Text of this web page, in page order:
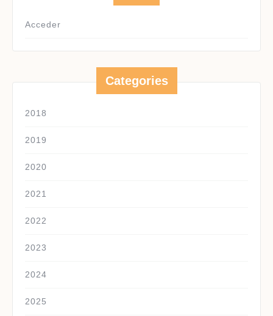
Acceder
Categories
2018
2019
2020
2021
2022
2023
2024
2025